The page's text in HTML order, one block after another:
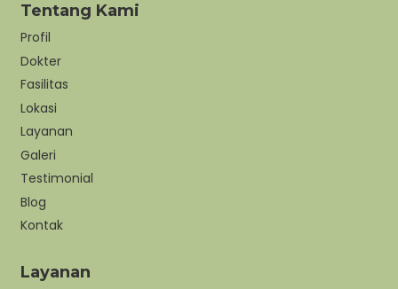
Tentang Kami
Profil
Dokter
Fasilitas
Lokasi
Layanan
Galeri
Testimonial
Blog
Kontak
Layanan